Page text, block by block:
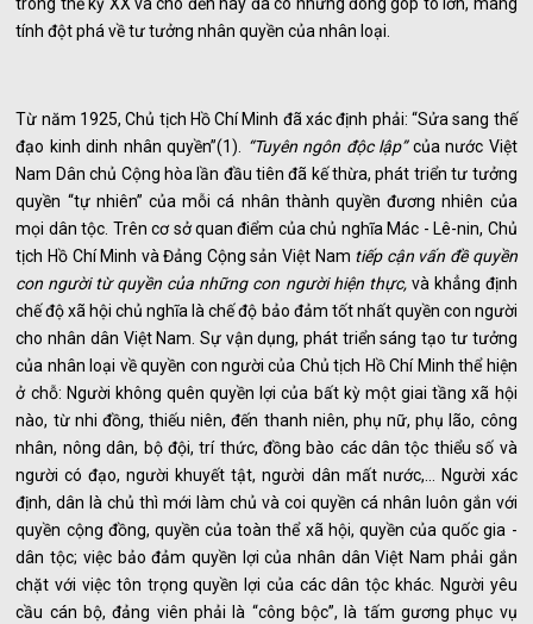
tính đột phá về tư tưởng nhân quyền của nhân loại.
Từ năm 1925, Chủ tịch Hồ Chí Minh đã xác định phải: “Sửa sang thế
đạo kinh dinh nhân quyền”(1).
“Tuyên ngôn độc lập”của nước Việt
Nam Dân chủ Cộng hòa lần đầu tiên đã kế thừa, phát triển tư tưởng
quyền “tự nhiên” của mỗi cá nhân thành quyền đương nhiên của
mọi dân tộc. Trên cơ sở quan điểm của chủ nghĩa Mác - Lê-nin, Chủ
tịch Hồ Chí Minh và Đảng Cộng sản Việt Nam tiếp cận vấn đề quyền
con người từ quyền của những con người hiện thực,và khẳng định
chế độ xã hội chủ nghĩa là chế độ bảo đảm tốt nhất quyền con người
cho nhân dân Việt Nam. Sự vận dụng, phát triển sáng tạo tư tưởng
của nhân loại về quyền con người của Chủ tịch Hồ Chí Minh thể hiện
ở chỗ: Người không quên quyền lợi của bất kỳ một giai tầng xã hội
nào, từ nhi đồng, thiếu niên, đến thanh niên, phụ nữ, phụ lão, công
nhân, nông dân, bộ đội, trí thức, đồng bào các dân tộc thiểu số và
người có đạo, người khuyết tật, người dân mất nước,... Người xác
định, dân là chủ thì mới làm chủ và coi quyền cá nhân luôn gắn với
quyền cộng đồng, quyền của toàn thể xã hội, quyền của quốc gia -
dân tộc; việc bảo đảm quyền lợi của nhân dân Việt Nam phải gắn
chặt với việc tôn trọng quyền lợi của các dân tộc khác. Người yêu
cầu cán bộ, đảng viên phải là “công bộc”, là tấm gương phục vụ